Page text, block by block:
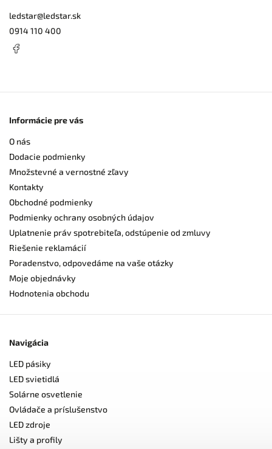
ledstar@ledstar.sk
0914 110 400
Informácie pre vás
O nás
Dodacie podmienky
Množstevné a vernostné zľavy
Kontakty
Obchodné podmienky
Podmienky ochrany osobných údajov
Uplatnenie práv spotrebiteľa, odstúpenie od zmluvy
Riešenie reklamácií
Poradenstvo, odpovedáme na vaše otázky
Moje objednávky
Hodnotenia obchodu
Navigácia
LED pásiky
LED svietidlá
Solárne osvetlenie
Ovládače a príslušenstvo
LED zdroje
Lišty a profily